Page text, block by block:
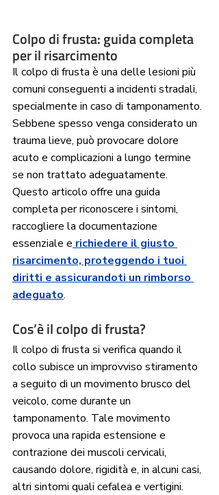
Colpo di frusta: guida completa
per il risarcimento
Il colpo di frusta è una delle lesioni più
comuni conseguenti a incidenti stradali,
specialmente in caso di tamponamento.
Sebbene spesso venga considerato un
trauma lieve, può provocare dolore
acuto e complicazioni a lungo termine
se non trattato adeguatamente.
Questo articolo offre una guida
completa per riconoscere i sintomi,
raccogliere la documentazione
essenziale e richiedere il giusto
risarcimento, proteggendo i tuoi
diritti e assicurandoti un rimborso
adeguato.
Cos’è il colpo di frusta?
Il colpo di frusta si verifica quando il
collo subisce un improvviso stiramento
a seguito di un movimento brusco del
veicolo, come durante un
tamponamento. Tale movimento
provoca una rapida estensione e
contrazione dei muscoli cervicali,
causando dolore, rigidità e, in alcuni casi,
altri sintomi quali cefalea e vertigini.